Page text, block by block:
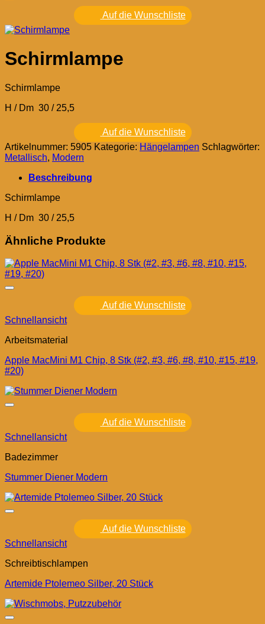
Auf die Wunschliste
Schirmlampe
Schirmlampe
H / Dm 30 / 25,5
Auf die Wunschliste
Artikelnummer: 5905 Kategorie: Hängelampen Schlagwörter:
Metallisch, Modern
Beschreibung
Schirmlampe
H / Dm 30 / 25,5
Ähnliche Produkte
Auf die Wunschliste
Schnellansicht
Arbeitsmaterial
Apple MacMini M1 Chip, 8 Stk (#2, #3, #6, #8, #10, #15, #19,
#20)
Auf die Wunschliste
Schnellansicht
Badezimmer
Stummer Diener Modern
Auf die Wunschliste
Schnellansicht
Schreibtischlampen
Artemide Ptolemeo Silber, 20 Stück